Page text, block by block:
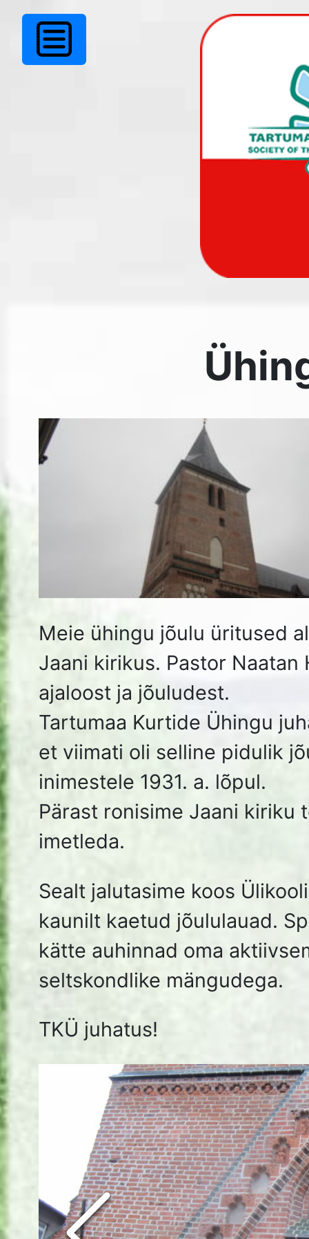
Meie ühingu jõulu üritused algasid sel aastal
Jaani kirikus. Pastor Naatan Haamer kõneles meile
et viimati oli selline pidulik jõuluüritus kirikus kurtide
inimestele 1931. a. lõpul.
Pärast ronisime Jaani kiriku torni, et sealt
imetleda.
Sealt jalutasime koos Ülikooli kohvikusse, kus meid
kaunilt kaetud jõululauad. Spordiselts „Kaare“ juhatus
kätte auhinnad oma aktiivsematele sportlastele. Pidu
seltskondlike mängudega.